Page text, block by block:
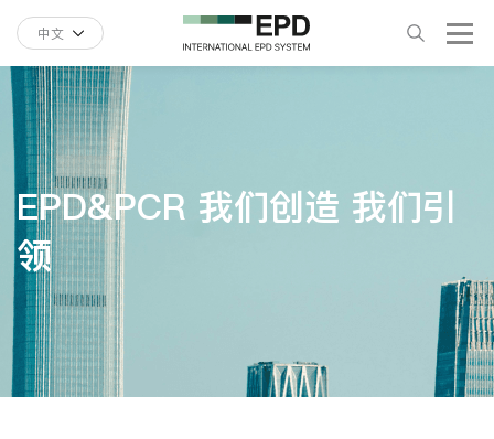
中文
EPD&PCR 我们创造 我们引
领